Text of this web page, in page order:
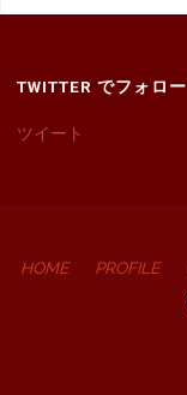
TWITTER でフォロー
ツイート
HOME PROFILE